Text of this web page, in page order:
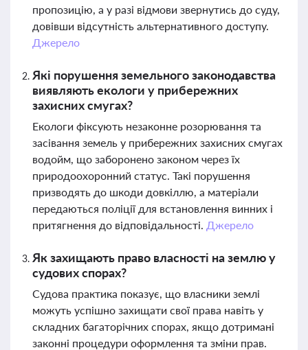
пропозицію, а у разі відмови звернутись до суду,
довівши відсутність альтернативного доступу.
Джерело
Які порушення земельного законодавства
виявляють екологи у прибережних
захисних смугах?
Екологи фіксують незаконне розорювання та
засівання земель у прибережних захисних смугах
водойм, що заборонено законом через їх
природоохоронний статус. Такі порушення
призводять до шкоди довкіллю, а матеріали
передаються поліції для встановлення винних і
притягнення до відповідальності. Джерело
Як захищають право власності на землю у
судових спорах?
Судова практика показує, що власники землі
можуть успішно захищати свої права навіть у
складних багаторічних спорах, якщо дотримані
законні процедури оформлення та зміни прав.